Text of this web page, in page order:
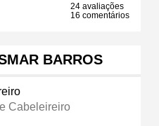
24 avaliações
16 comentários
BARROS
Cabeleireiro